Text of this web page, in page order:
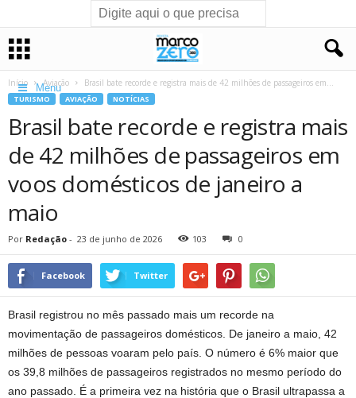
Menu
Início Aviação Brasil bate recorde e registra mais de 42 milhões de passageiros em...
TURISMO AVIAÇÃO NOTÍCIAS
Brasil bate recorde e registra mais
de 42 milhões de passageiros em
voos domésticos de janeiro a
maio
Por Redação - 23 de junho de 2026 103 0
Facebook Twitter
Brasil registrou no mês passado mais um recorde na
movimentação de passageiros domésticos. De janeiro a maio, 42
milhões de pessoas voaram pelo país. O número é 6% maior que
os 39,8 milhões de passageiros registrados no mesmo período do
ano passado. É a primeira vez na história que o Brasil ultrapassa a